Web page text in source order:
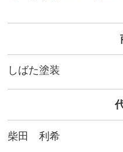
しばた塗装
柴田 利希